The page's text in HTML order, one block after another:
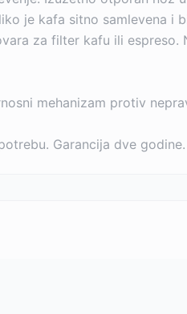
je kafa sitno samlevena i
za filter kafu ili
mehanizam protiv
Garancija dve godine.